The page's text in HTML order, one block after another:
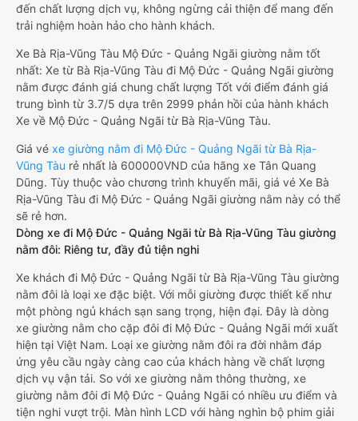
đến chất lượng dịch vụ, không ngừng cải thiện để mang đến
trải nghiệm hoàn hảo cho hành khách.
Xe Bà Rịa-Vũng Tàu Mộ Đức - Quảng Ngãi giường nằm tốt
nhất: Xe từ Bà Rịa-Vũng Tàu đi Mộ Đức - Quảng Ngãi giường
nằm được đánh giá chung chất lượng Tốt với điểm đánh giá
trung bình từ 3.7/5 dựa trên 2999 phản hồi của hành khách
Xe về Mộ Đức - Quảng Ngãi từ Bà Rịa-Vũng Tàu.
Giá vé xe giường nằm đi Mộ Đức - Quảng Ngãi từ Bà Rịa-
Vũng Tàu rẻ nhất là 600000VND của hãng xe Tân Quang
Dũng. Tùy thuộc vào chương trình khuyến mãi, giá vé Xe Bà
Rịa-Vũng Tàu đi Mộ Đức - Quảng Ngãi giường nằm này có thể
sẽ rẻ hơn.
Dòng xe đi Mộ Đức - Quảng Ngãi từ Bà Rịa-Vũng Tàu giường
nằm đôi: Riêng tư, đầy đủ tiện nghi
Xe khách đi Mộ Đức - Quảng Ngãi từ Bà Rịa-Vũng Tàu giường
nằm đôi là loại xe đặc biệt. Với mỗi giường được thiết kế như
một phòng ngủ khách sạn sang trọng, hiện đại. Đây là dòng
xe giường nằm cho cặp đôi đi Mộ Đức - Quảng Ngãi mới xuất
hiện tại Việt Nam. Loại xe giường nằm đôi ra đời nhằm đáp
ứng yêu cầu ngày càng cao của khách hàng về chất lượng
dịch vụ vận tải. So với xe giường nằm thông thường, xe
giường nằm đôi đi Mộ Đức - Quảng Ngãi có nhiều ưu điểm và
tiện nghi vượt trội. Màn hình LCD với hàng nghìn bộ phim giải